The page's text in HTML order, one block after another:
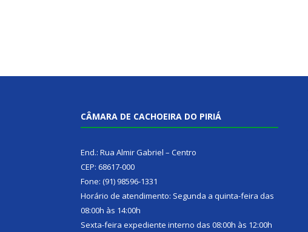
CÂMARA DE CACHOEIRA DO PIRIÁ
End.: Rua Almir Gabriel – Centro
CEP: 68617-000
Fone: (91) 98596-1331
Horário de atendimento: Segunda a quinta-feira das
08:00h às 14:00h
Sexta-feira expediente interno das 08:00h às 12:00h